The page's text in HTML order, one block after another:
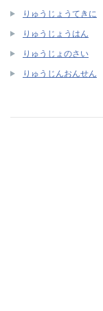
りゅうじょうてきに
りゅうじょうはん
りゅうじょのさい
りゅうじんおんせん